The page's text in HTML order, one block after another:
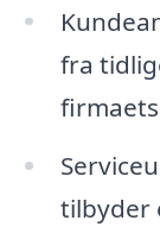
fra
tilbyder